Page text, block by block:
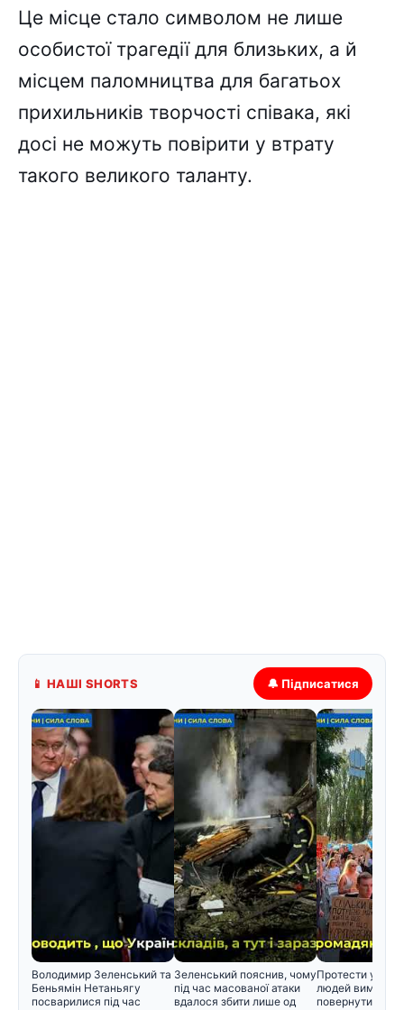
Це місце стало символом не лише
особистої трагедії для близьких, а й
місцем паломництва для багатьох
прихильників творчості співака, які
досі не можуть повірити у втрату
такого великого таланту.
📱 НАШІ SHORTS 🔔 Підписатися
Володимир Зеленський та
Беньямін Нетаньягу
посварилися під час
Зеленський пояснив, чому
під час масованої атаки
вдалося збити лише од
Протести у
людей
повернути